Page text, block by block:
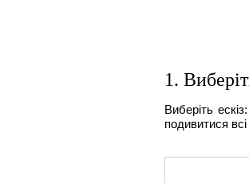
1.
Виберіть
подивитися всі